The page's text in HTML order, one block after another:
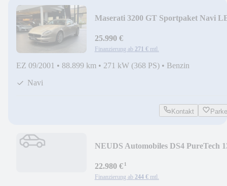
Maserati 3200 GT Sportpaket Navi
25.990 €
Finanzierung ab 271 € mtl.
EZ 09/2001 • 88.899 km • 271 kW (368 PS) • Benzin
Navi
Kontakt
NEUDS Automobiles DS4 PureTech
22.980 €¹
Finanzierung ab 244 € mtl.